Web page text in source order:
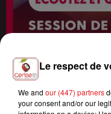
Fin : 14 août 2026
ÉCOUTEZ CERISE FM ET
Le respect de
We and our (447) partners
your consent and/or our